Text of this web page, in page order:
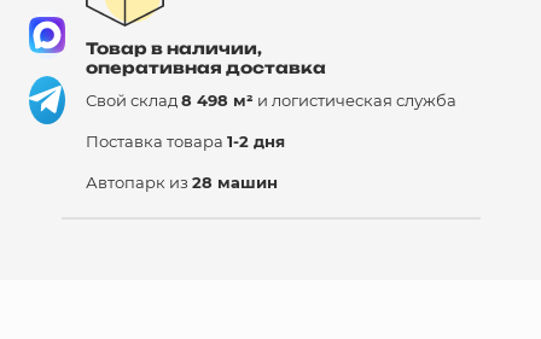
Товар в наличии,
оперативная доставка
Свой склад 8 498 м² и логистическая служба
Поставка товара 1-2 дня
Автопарк из 28 машин